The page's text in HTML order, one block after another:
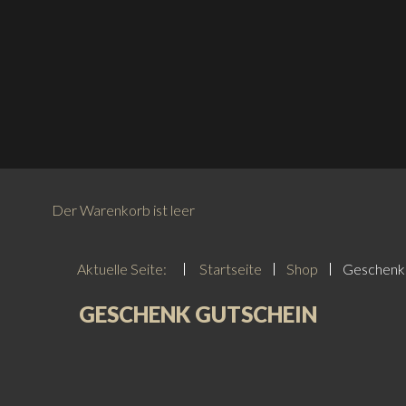
Der Warenkorb ist leer
Aktuelle Seite: Startseite Shop
GESCHENK GUTSCHEIN